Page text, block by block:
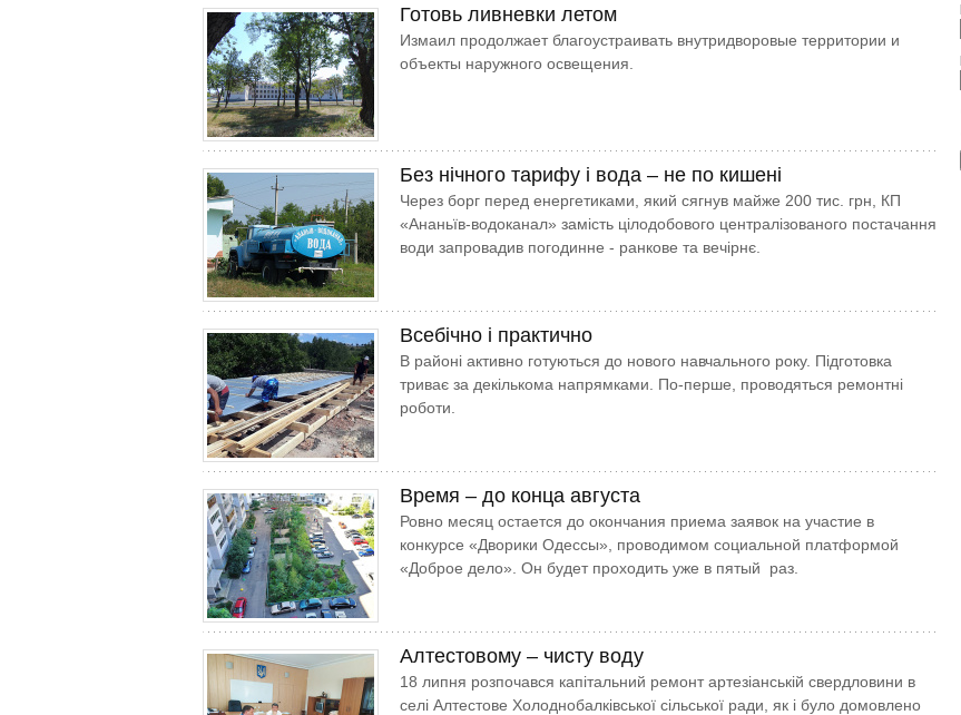
Готовь ливневки летом
Измаил продолжает благоустраивать внутридворовые территории и
объекты наружного освещения.
Без нічного тарифу і вода – не по кишені
Через борг перед енергетиками, який сягнув майже 200 тис. грн, КП
«Ананьїв-водоканал» замість цілодобового централізованого постачання
води запровадив погодинне - ранкове та вечірнє.
Всебічно і практично
В районі активно готуються до нового навчального року. Підготовка
триває за декількома напрямками. По-перше, проводяться ремонтні
роботи.
Время – до конца августа
Ровно месяц остается до окончания приема заявок на участие в
конкурсе «Дворики Одессы», проводимом социальной платформой
«Доброе дело». Он будет проходить уже в пятый раз.
Алтестовому – чисту воду
18 липня розпочався капітальний ремонт артезіанській свердловини в
селі Алтестове Холоднобалківської сільської ради, як і було домовлено